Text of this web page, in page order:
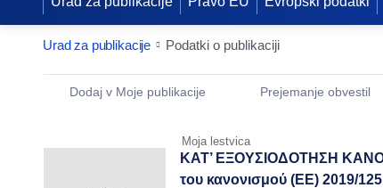
Urad za publikacije Podatki o publikaciji
Publication Detail Actions Portlet
Dodaj v Moje publikacije Prejemanje obvestil
Moja lestvica
ΚΑΤ’ ΕΞΟΥΣΙΟΔΟΤΗΣΗ
του κανονισμού (ΕΕ) 2019/